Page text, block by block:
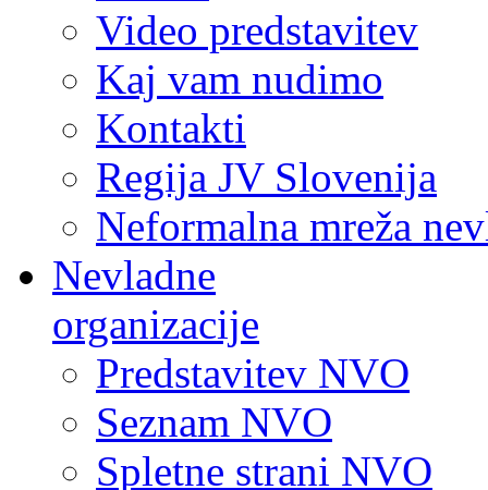
Video predstavitev
Kaj vam nudimo
Kontakti
Regija JV Slovenija
Neformalna mreža
Nevladne
organizacije
Predstavitev NVO
Seznam NVO
Spletne strani NVO